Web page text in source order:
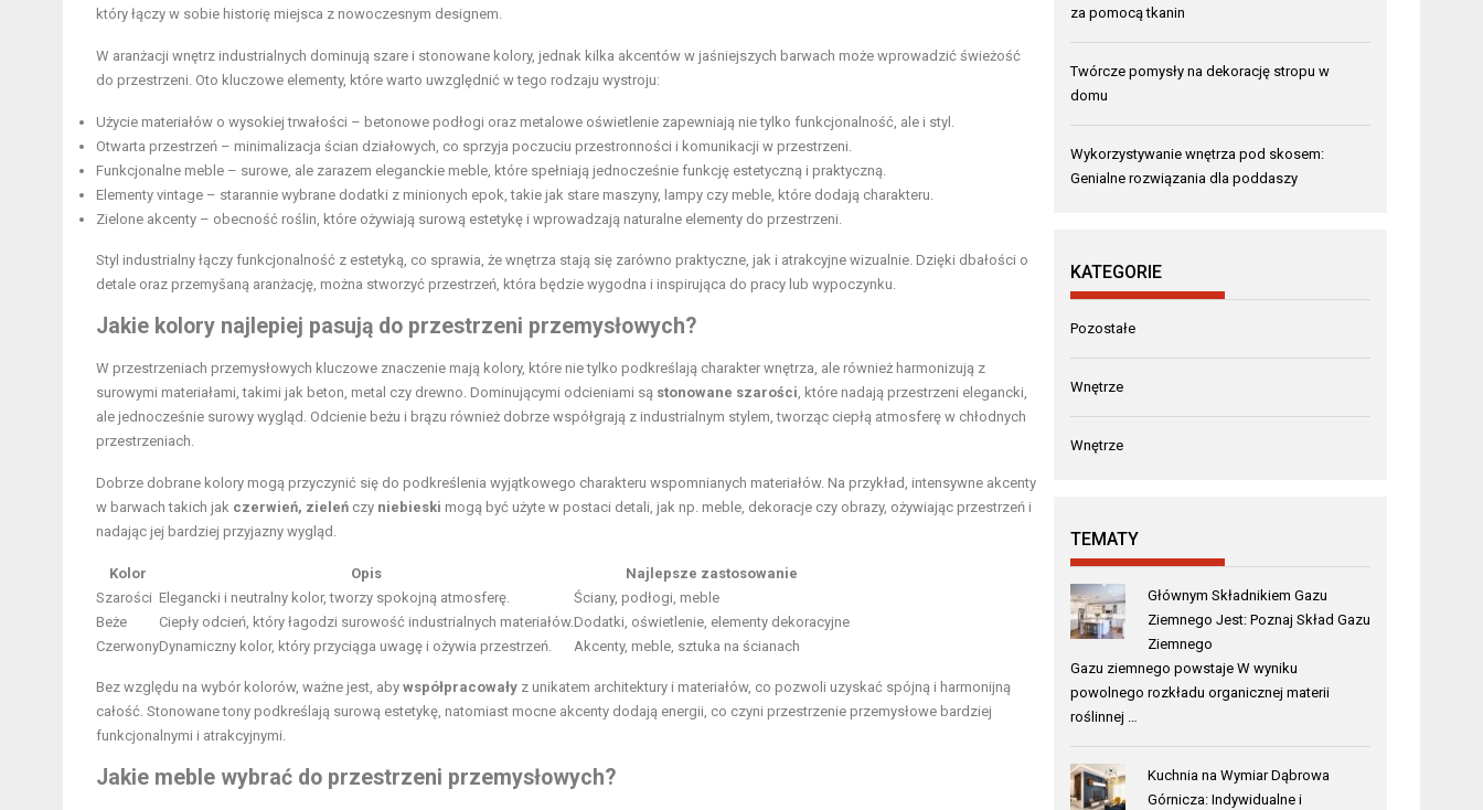
który łączy w sobie historię miejsca z nowoczesnym designem.
W aranżacji wnętrz industrialnych dominują szare i stonowane kolory, jednak kilka akcentów w jaśniejszych barwach może wprowadzić świeżość
do przestrzeni. Oto kluczowe elementy, które warto uwzględnić w tego rodzaju wystroju:
Użycie materiałów o wysokiej trwałości – betonowe podłogi oraz metalowe oświetlenie zapewniają nie tylko funkcjonalność, ale i styl.
Otwarta przestrzeń – minimalizacja ścian działowych, co sprzyja poczuciu przestronności i komunikacji w przestrzeni.
Funkcjonalne meble – surowe, ale zarazem eleganckie meble, które spełniają jednocześnie funkcję estetyczną i praktyczną.
Elementy vintage – starannie wybrane dodatki z minionych epok, takie jak stare maszyny, lampy czy meble, które dodają charakteru.
Zielone akcenty – obecność roślin, które ożywiają surową estetykę i wprowadzają naturalne elementy do przestrzeni.
Styl industrialny łączy funkcjonalność z estetyką, co sprawia, że wnętrza stają się zarówno praktyczne, jak i atrakcyjne wizualnie. Dzięki dbałości o
detale oraz przemyšaną aranżację, można stworzyć przestrzeń, która będzie wygodna i inspirująca do pracy lub wypoczynku.
Jakie kolory najlepiej pasują do przestrzeni przemysłowych?
W przestrzeniach przemysłowych kluczowe znaczenie mają kolory, które nie tylko podkreślają charakter wnętrza, ale również harmonizują z
surowymi materiałami, takimi jak beton, metal czy drewno. Dominującymi odcieniami są stonowane szarości, które nadają przestrzeni elegancki,
ale jednocześnie surowy wygląd. Odcienie beżu i brązu również dobrze współgrają z industrialnym stylem, tworząc ciepłą atmosferę w chłodnych
przestrzeniach.
Dobrze dobrane kolory mogą przyczynić się do podkreślenia wyjątkowego charakteru wspomnianych materiałów. Na przykład, intensywne akcenty
w barwach takich jak czerwień, zieleń czy niebieski mogą być użyte w postaci detali, jak np. meble, dekoracje czy obrazy, ożywiając przestrzeń i
nadając jej bardziej przyjazny wygląd.
Kolor Opis
Najlepsze zastosowanie
Szarości Elegancki i neutralny kolor, tworzy spokojną atmosferę.
Ściany, podłogi, meble
Beże
Ciepły odcień, który łagodzi surowość industrialnych materiałów.Dodatki, oświetlenie, elementy dekoracyjne
CzerwonyDynamiczny kolor, który przyciąga uwagę i ożywia przestrzeń. Akcenty, meble, sztuka na ścianach
Bez względu na wybór kolorów, ważne jest, aby współpracowały z unikatem architektury i materiałów, co pozwoli uzyskać spójną i harmonijną
całość. Stonowane tony podkreślają surową estetykę, natomiast mocne akcenty dodają energii, co czyni przestrzenie przemysłowe bardziej
funkcjonalnymi i atrakcyjnymi.
Jakie meble wybrać do przestrzeni przemysłowych?
za pomocą tkanin
Twórcze pomysły na dekorację stropu w
domu
Wykorzystywanie wnętrza pod skosem:
Genialne rozwiązania dla poddaszy
KATEGORIE
Pozostałe
Wnętrze
Wnętrze
TEMATY
Głównym Składnikiem Gazu
Ziemnego Jest: Poznaj Skład Gazu
Ziemnego
Gazu ziemnego powstaje W wyniku
powolnego rozkładu organicznej materii
roślinnej …
Kuchnia na Wymiar Dąbrowa
Górnicza: Indywidualne i